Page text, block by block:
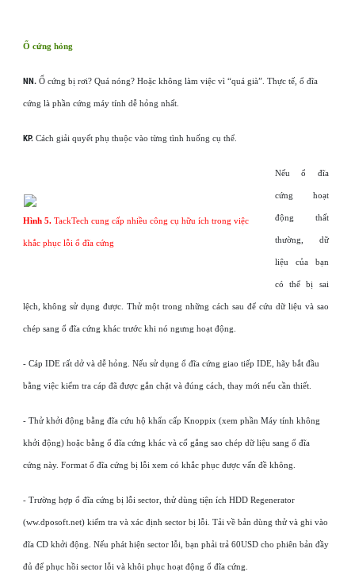
Ổ cứng hỏng
NN.Ổ cứng bị rơi? Quá nóng? Hoặc không làm việc vì “quá già”. Thực tế, ổ đĩa
cứng là phần cứng máy tính dễ hỏng nhất.
KP.Cách giải quyết phụ thuộc vào từng tình huống cụ thể.
Hình 5.TackTech cung cấp nhiều công cụ hữu ích trong việc
khắc phục lỗi ổ đĩa cứng
Nếu ổ đĩa
cứng hoạt
động thất
thường, dữ
liệu của bạn
có thể bị sai
lệch, không sử dụng được. Thử một trong những cách sau để cứu dữ liệu và sao
chép sang ổ đĩa cứng khác trước khi nó ngưng hoạt động.
- Cáp IDE rất dở và dễ hỏng. Nếu sử dụng ổ đĩa cứng giao tiếp IDE, hãy bắt đầu
bằng việc kiểm tra cáp đã được gắn chặt và đúng cách, thay mới nếu cần thiết.
- Thử khởi động bằng đĩa cứu hộ khẩn cấp Knoppix (xem phần Máy tính không
khởi động) hoặc bằng ổ đĩa cứng khác và cố gắng sao chép dữ liệu sang ổ đĩa
cứng này. Format ổ đĩa cứng bị lỗi xem có khắc phục được vấn đề không.
- Trường hợp ổ đĩa cứng bị lỗi sector, thử dùng tiện ích HDD Regenerator
(ww.dposoft.net) kiểm tra và xác định sector bị lỗi. Tải về bản dùng thử và ghi vào
đĩa CD khởi động. Nếu phát hiện sector lỗi, bạn phải trả 60USD cho phiên bản đầy
đủ để phục hồi sector lỗi và khôi phục hoạt động ổ đĩa cứng.